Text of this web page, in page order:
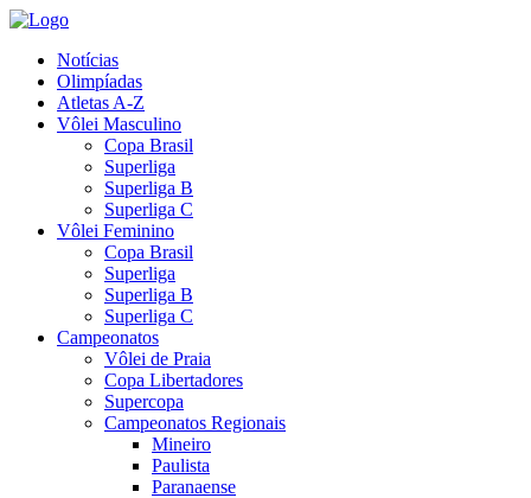
Notícias
Olimpíadas
Atletas A-Z
Vôlei Masculino
Copa Brasil
Superliga
Superliga B
Superliga C
Vôlei Feminino
Copa Brasil
Superliga
Superliga B
Superliga C
Campeonatos
Vôlei de Praia
Copa Libertadores
Supercopa
Campeonatos Regionais
Mineiro
Paulista
Paranaense